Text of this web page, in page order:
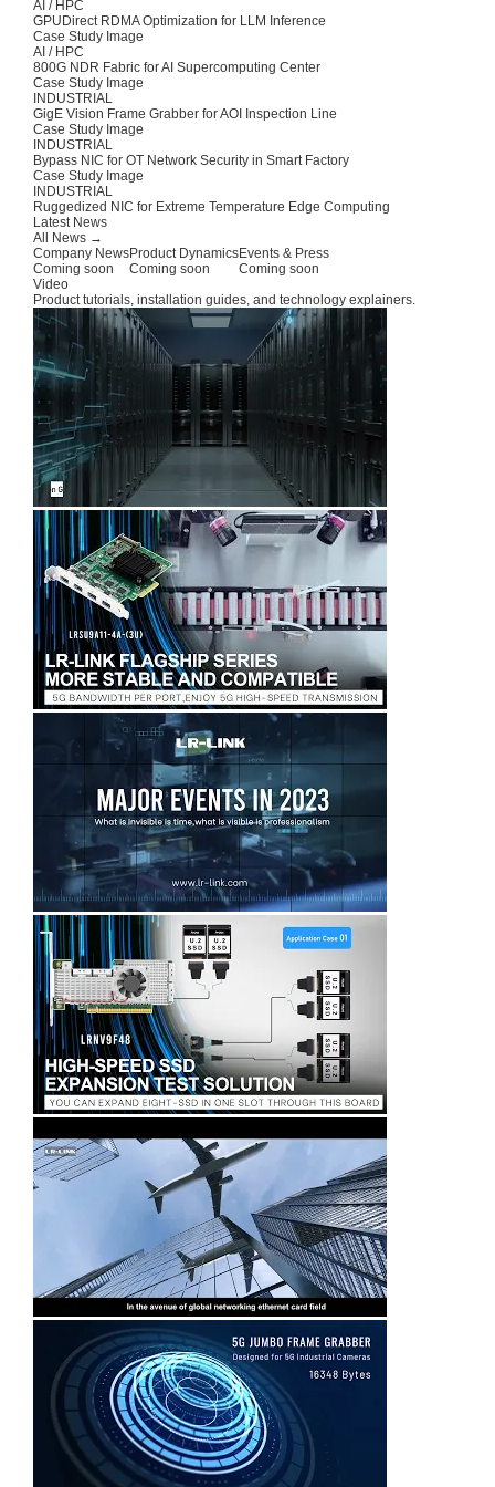
AI / HPC
GPUDirect RDMA Optimization for LLM Inference
Case Study Image
AI / HPC
800G NDR Fabric for AI Supercomputing Center
Case Study Image
INDUSTRIAL
GigE Vision Frame Grabber for AOI Inspection Line
Case Study Image
INDUSTRIAL
Bypass NIC for OT Network Security in Smart Factory
Case Study Image
INDUSTRIAL
Ruggedized NIC for Extreme Temperature Edge Computing
Latest News
All News →
Company News
Coming soon
Product Dynamics
Coming soon
Events & Press
Coming soon
Video
Product tutorials, installation guides, and technology explainers.